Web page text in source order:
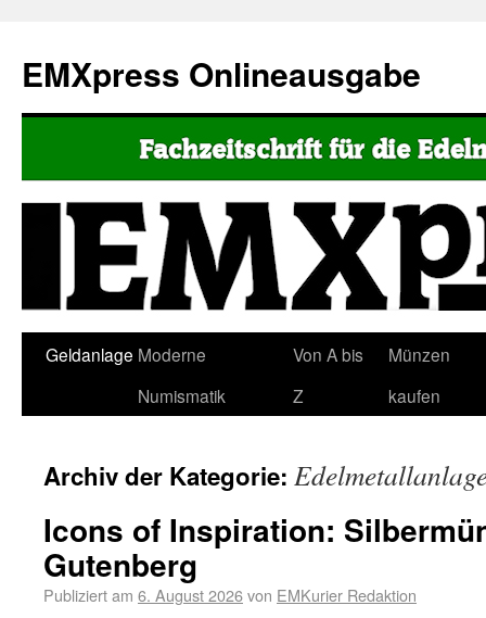
EMXpress Onlineausgabe
Geldanlage Moderne
Numismatik
Von A bis
Z
Münzen
kaufen
Archiv der Kategorie:
Icons of Inspiration:
Gutenberg
Publiziert am 6. August 2026von EMKurier Redaktion